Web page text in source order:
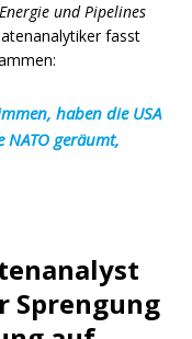
und Pipelines
fasst
haben die USA
NATO geräumt,
Sprengung